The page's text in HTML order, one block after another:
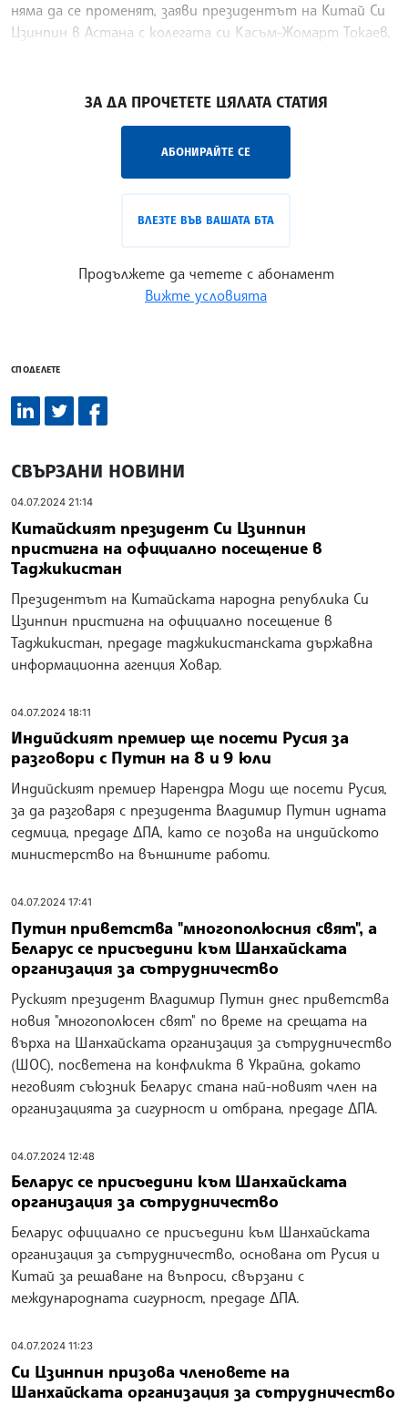
няма да се променят, заяви президентът на Китай Си
Цзинпин в Астана с колегата си Касъм-Жомарт Токаев,
ЗА ДА ПРОЧЕТЕТЕ ЦЯЛАТА СТАТИЯ
АБОНИРАЙТЕ СЕ
ВЛЕЗТЕ ВЪВ ВАШАТА БТА
Продължете да четете с абонамент
Вижте условията
СПОДЕЛЕТЕ
СВЪРЗАНИ НОВИНИ
04.07.2024 21:14
Китайският президент Си Цзинпин
пристигна на официално посещение в
Таджикистан
Президентът на Китайската народна република Си
Цзинпин пристигна на официално посещение в
Таджикистан, предаде таджикистанската държавна
информационна агенция Ховар.
04.07.2024 18:11
Индийският премиер ще посети Русия за
разговори с Путин на 8 и 9 юли
Индийският премиер Нарендра Моди ще посети Русия,
за да разговаря с президента Владимир Путин идната
седмица, предаде ДПА, като се позова на индийското
министерство на външните работи.
04.07.2024 17:41
Путин приветства "многополюсния свят", а
Беларус се присъедини към Шанхайската
организация за сътрудничество
Руският президент Владимир Путин днес приветства
новия "многополюсен свят" по време на срещата на
върха на Шанхайската организация за сътрудничество
(ШОС), посветена на конфликта в Украйна, докато
неговият съюзник Беларус стана най-новият член на
организацията за сигурност и отбрана, предаде ДПА.
04.07.2024 12:48
Беларус се присъедини към Шанхайската
организация за сътрудничество
Беларус официално се присъедини към Шанхайската
организация за сътрудничество, основана от Русия и
Китай за решаване на въпроси, свързани с
международната сигурност, предаде ДПА.
04.07.2024 11:23
Си Цзинпин призова членовете на
Шанхайската организация за сътрудничество